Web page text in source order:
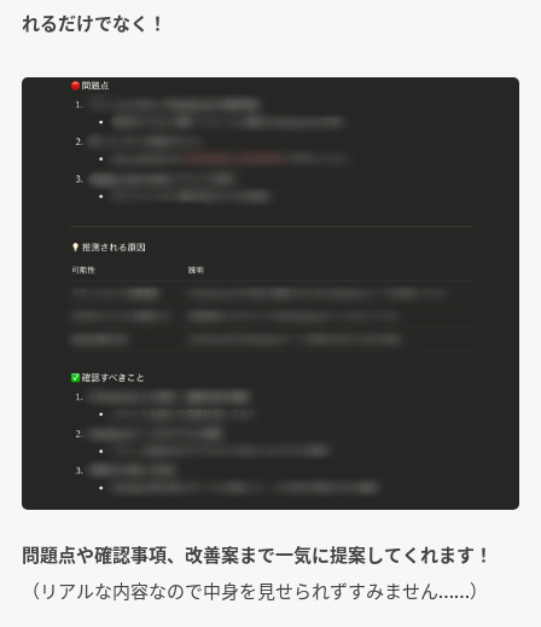
れるだけでなく！
問題点や確認事項、改善案まで一気に提案してくれます！
（リアルな内容なので中身を見せられずすみません……）